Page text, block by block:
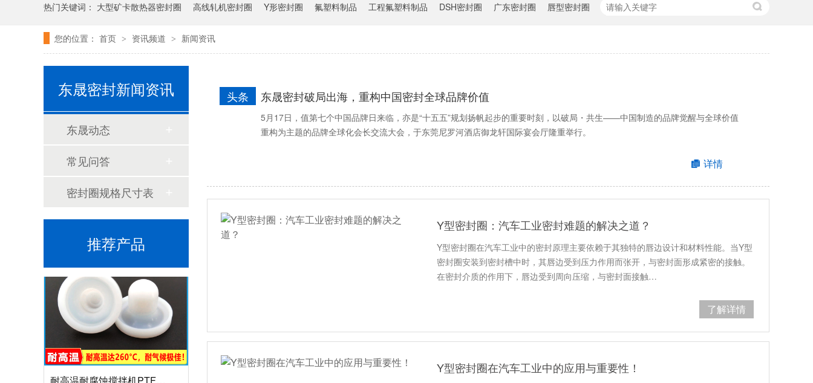
热门关键词： 大型矿卡散热器密封圈 高线轧机密封圈 Y形密封圈 氟塑料制品 工程氟塑料制品 DSH密封圈 广东密封圈 唇型密封圈
唇形密封圈 泛塞密封圈
您的位置： 首页 > 资讯频道 > 新闻资讯
东晟密封破局出海，重构中国密封全球品牌价值
头条
5月17日，值第七个中国品牌日来临，亦是“十五五”规划扬帆起步的重要时刻，以破局・共生——中国制造的品牌觉醒与全球价值
重构为主题的品牌全球化会长交流大会，于东莞尼罗河酒店御龙轩国际宴会厅隆重举行。
详情
Y型密封圈：汽车工业密封难题的解决之道？
Y型密封圈在汽车工业中的密封原理主要依赖于其独特的唇边设计和材料性能。当Y型
密封圈安装到密封槽中时，其唇边受到压力作用而张开，与密封面形成紧密的接触。
在密封介质的作用下，唇边受到周向压缩，与密封面接触…
了解详情
Y型密封圈在汽车工业中的应用与重要性！
东晟密封新闻资讯
东晟动态
常见问答
密封圈规格尺寸表
推荐产品
耐高温耐腐蚀搅拌机PTFE膜片螺帽厂家